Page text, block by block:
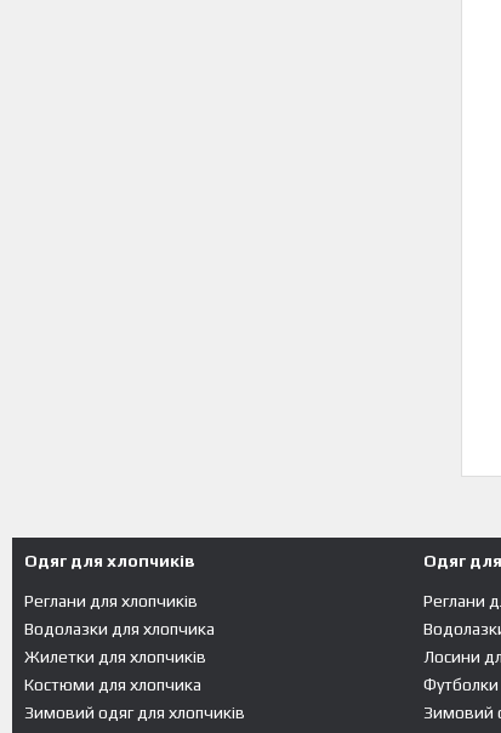
Одяг для хлопчиків
Реглани для хлопчиків
Водолазки для хлопчика
Жилетки для хлопчиків
Костюми для хлопчика
Зимовий одяг для хлопчиків
Одяг
Реглани
Лосини
Футболки
Зимовий